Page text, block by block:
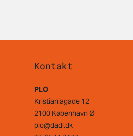
Kontakt
PLO
Kristianiagade 12
2100 København Ø
plo@dadl.dk